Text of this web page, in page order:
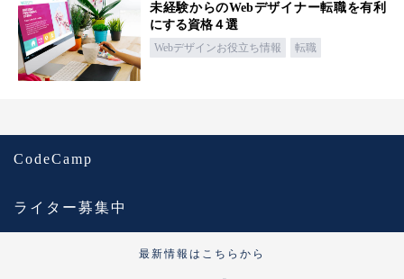
未経験からのWebデザイナー転職を有利
にする資格４選
Webデザインお役立ち情報 転職
CodeCamp
ライター募集中
最新情報はこちらから